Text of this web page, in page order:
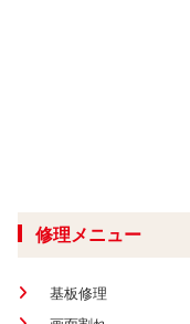
修理メニュー
基板修理